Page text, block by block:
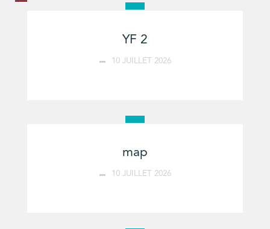
YF 2
10 JUILLET 2026
map
10 JUILLET 2026